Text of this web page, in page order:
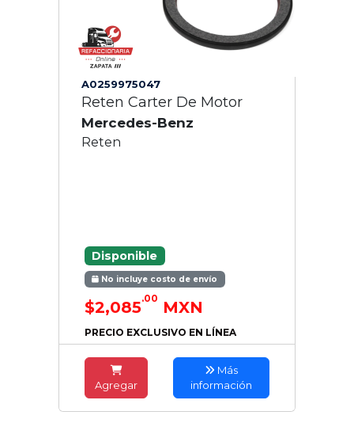
A0259975047
Reten Carter De Motor
Mercedes-Benz
Reten
Disponible
No incluye costo de envío
$2,085.00 MXN
PRECIO EXCLUSIVO EN LÍNEA
Agregar
Más
información